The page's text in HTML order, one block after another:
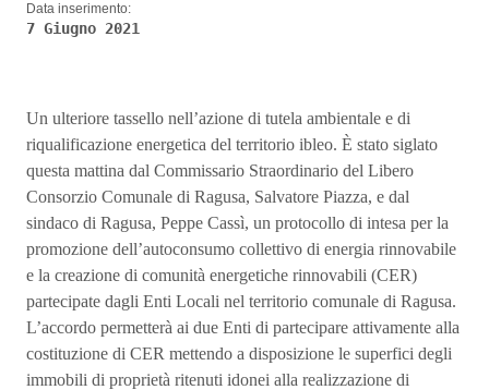
Data inserimento:
7 Giugno 2021
Un ulteriore tassello nell’azione di tutela ambientale e di
riqualificazione energetica del territorio ibleo. È stato siglato
questa mattina dal Commissario Straordinario del Libero
Consorzio Comunale di Ragusa, Salvatore Piazza, e dal
sindaco di Ragusa, Peppe Cassì, un protocollo di intesa per la
promozione dell’autoconsumo collettivo di energia rinnovabile
e la creazione di comunità energetiche rinnovabili (CER)
partecipate dagli Enti Locali nel territorio comunale di Ragusa.
L’accordo permetterà ai due Enti di partecipare attivamente alla
costituzione di CER mettendo a disposizione le superfici degli
immobili di proprietà ritenuti idonei alla realizzazione di